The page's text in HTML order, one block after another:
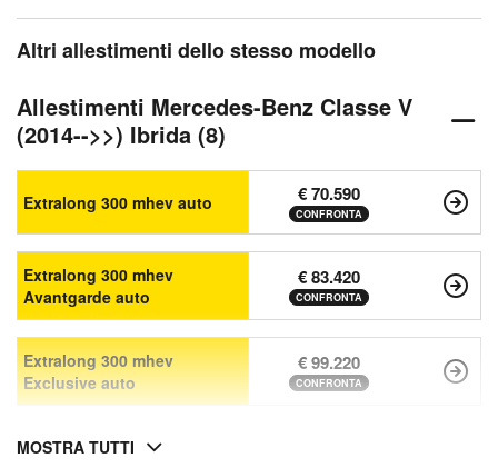
Altri allestimenti dello stesso modello
Allestimenti Mercedes-Benz Classe V
(2014-->>) Ibrida (8)
Extralong 300 mhev auto € 70.590
CONFRONTA
Extralong 300 mhev
Avantgarde auto
€ 83.420
CONFRONTA
Extralong 300 mhev
Exclusive auto
€ 99.220
CONFRONTA
MOSTRA TUTTI